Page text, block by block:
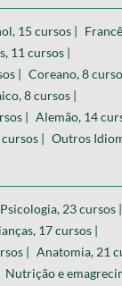
15 cursos |
11 cursos |
|
Coreano, 8
8 cursos |
|
Alemão, 14
| Outros
Psicologia, 23 cursos |
17 cursos |
|
Anatomia, 21
Nutrição e